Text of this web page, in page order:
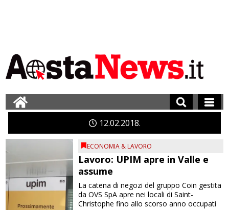
1202 2018
ECONOMIA & LAVORO
Lavoro: UPIM apre in Valle e
assume
La catena di negozi del gruppo Coin gestita
da OVS SpA apre nei locali di Saint-
Christophe fino allo scorso anno occupati